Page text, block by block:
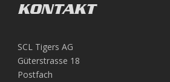
KONTAKT
SCL Tigers AG
Güterstrasse 18
Postfach